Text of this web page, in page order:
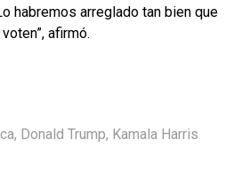
habremos arreglado tan bien que
afirmó.
, Donald Trump, Kamala Harris